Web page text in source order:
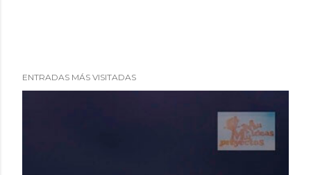
ENTRADAS MÁS VISITADAS